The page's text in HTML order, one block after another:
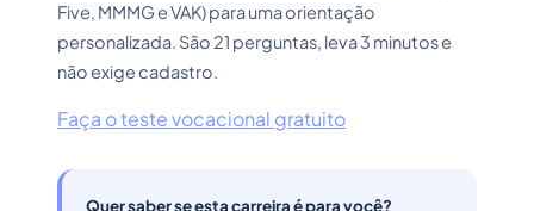
Five, MMMG e VAK) para uma orientação
personalizada. São 21 perguntas, leva 3 minutos e
não exige cadastro.
Faça o teste vocacional gratuito
Quer saber se esta carreira é para você?